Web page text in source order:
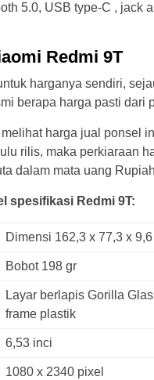
5.0, USB type-C , jack
Redmi 9T
harganya sendiri,
berapa harga pasti dari
harga jual ponsel
rilis, maka perkiaraan
dalam mata uang
spesifikasi Redmi 9T:
Dimensi 162,3 x 77,3 x
Bobot 198 gr
Layar berlapis Gorilla
frame plastik
6,53 inci
1080 x 2340 pixel